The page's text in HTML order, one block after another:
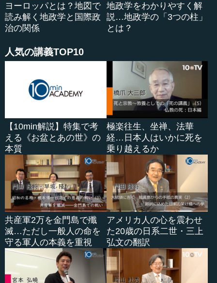
...
ヨーロッパとは？地図で
読み解く地政学と国際政
治の関係
地政学をわかりやすく解
説…地政学の「3つの柱」
とは？
人気の講義TOP10
【10min解説】特集で考
える《お盆とあの世》の
本質
極楽往生、坐禅、法華
経…日本人はいかに死を
乗り越えるか
共産軍2万を金門島で殲
滅…ただし一般人の命を
守る軍人の本義を重視
アメリカ人の心を震わせ
た20歳の日系二世・三上
弘文の翻訳